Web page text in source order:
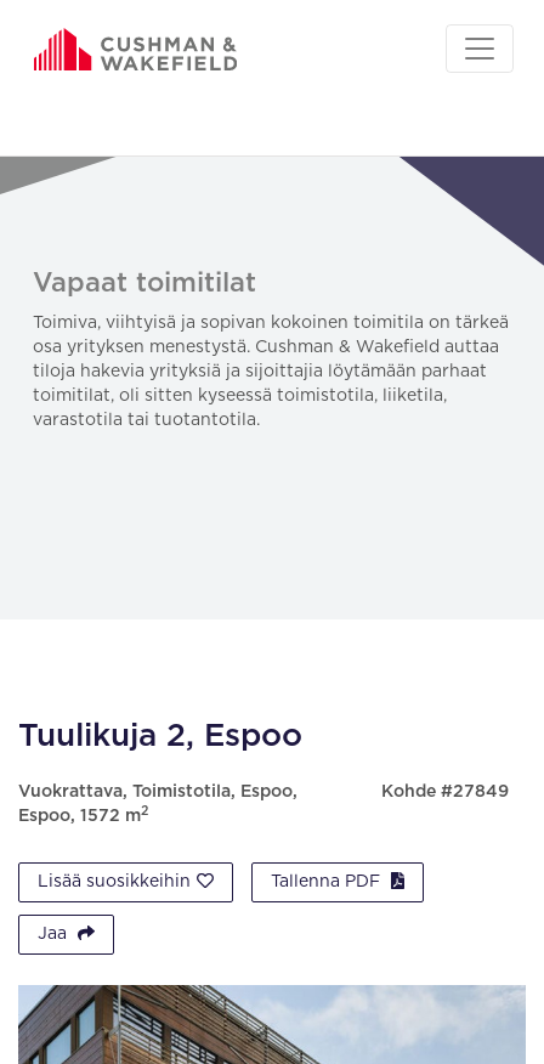
Vapaat toimitilat
Toimiva, viihtyisä ja sopivan kokoinen toimitila on tärkeä
osa yrityksen menestystä. Cushman & Wakefield auttaa
tiloja hakevia yrityksiä ja sijoittajia löytämään parhaat
toimitilat, oli sitten kyseessä toimistotila, liiketila,
varastotila tai tuotantotila.
Tuulikuja 2, Espoo
Vuokrattava, Toimistotila, Espoo,
Espoo, 1572 m2
Kohde #27849
Lisää suosikkeihin Tallenna PDF
Jaa